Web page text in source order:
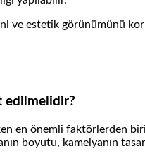
ve estetik görünümünü
edilmelidir?
en önemli faktörlerden
boyutu, kamelyanın